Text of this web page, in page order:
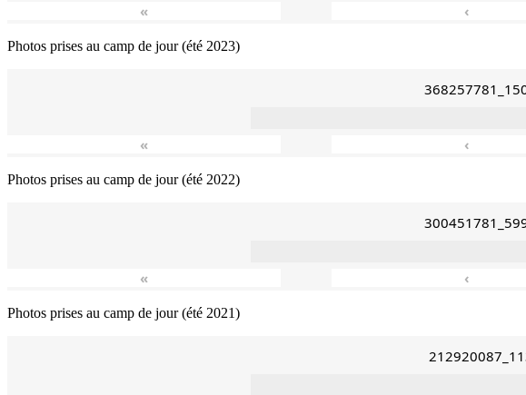
«
‹
Photos prises au camp de jour (été 2023)
« ‹
Photos prises au camp de jour (été 2022)
« ‹
Photos prises au camp de jour (été 2021)